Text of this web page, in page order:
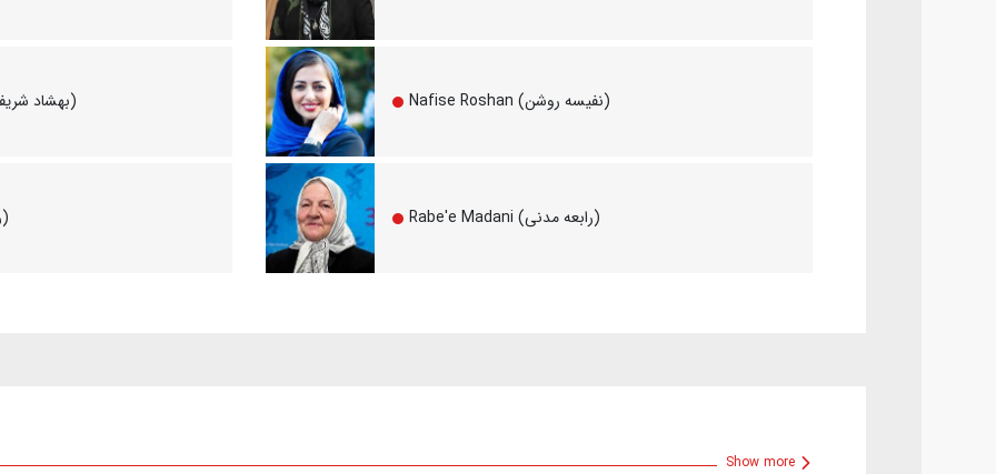
Behshad Sharifiyan (بهشاد شریفیان) Nafise Roshan (نفیسه روشن)
Reza Tavakoli (رضا توکلی) Rabe'e Madani (رابعه مدنی)
Show more